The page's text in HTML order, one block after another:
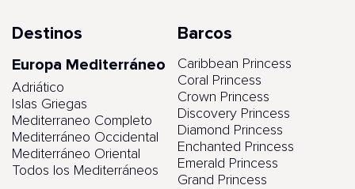
Destinos
Europa Mediterráneo
Adriático
Islas Griegas
Mediterraneo Completo
Mediterráneo Occidental
Mediterráneo Oriental
Todos los Mediterráneos
Barcos
Caribbean Princess
Coral Princess
Crown Princess
Discovery Princess
Diamond Princess
Enchanted Princess
Emerald Princess
Grand Princess